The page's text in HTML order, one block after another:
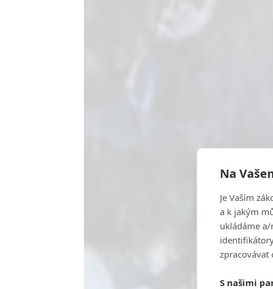
Na
Je Vaším
a k jakým
ukládáme
zpracovávat
S našimi